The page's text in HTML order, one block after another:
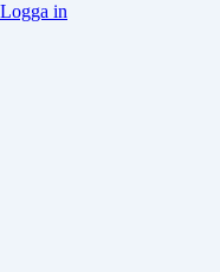
Logga in